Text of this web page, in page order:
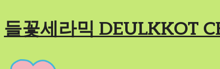
들꽃세라믹 DEULKKOT